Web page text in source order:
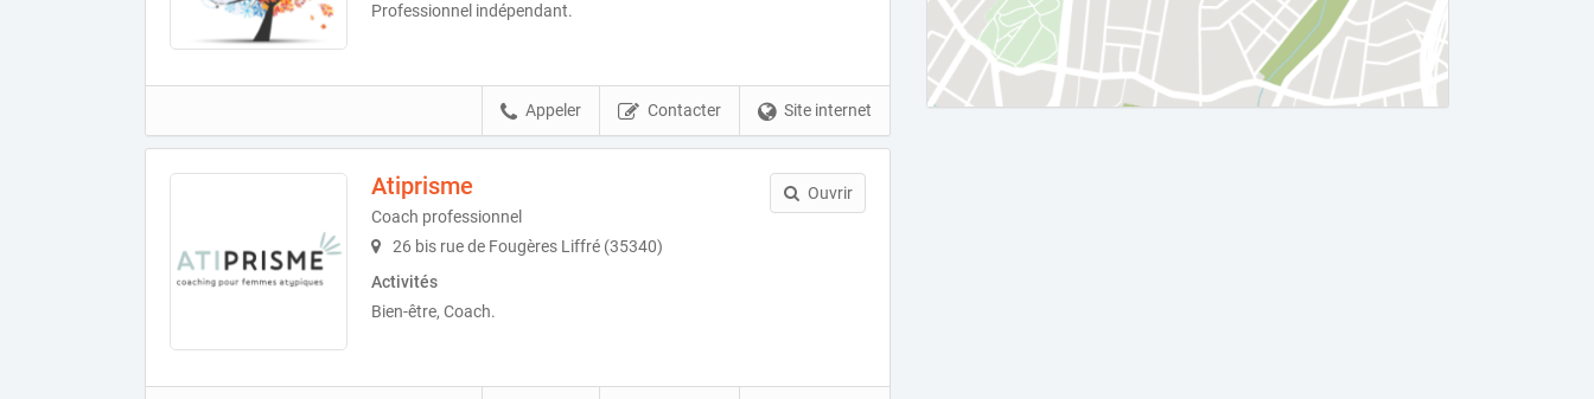
Professionnel indépendant.
Site internet
Contacter
Appeler
Atiprisme
Coach professionnel
26 bis rue de Fougères Liffré (35340)
Activités
Bien-être, Coach.
Ouvrir